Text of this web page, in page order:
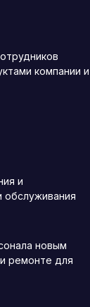
компании и
и
обслуживания
новым
ремонте для